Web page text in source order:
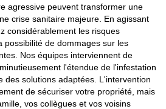
agressive peuvent transformer une
crise sanitaire majeure. En agissant
considérablement les risques
possibilité de dommages sur les
Nos équipes interviennent de
l'étendue de l'infestation
solutions adaptées. L'intervention
de sécuriser votre propriété, mais
vos collègues et vos voisins